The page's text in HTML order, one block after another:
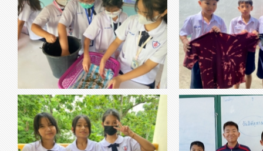
thumbnail-315697.jpg
เรื่อง การเพาะปลูกถั่วงอกในตะกร้า - นร สามารถ
นำความรู้ไปใช้ในชีวิตประจำวันได้ - ฝึกการ
ทำงานเป็นทีม
วิชา การงานอาชีพ thumbnail-696452.jpg
วิชาการงานอาชีพ
มัดย้อม ด้ว
thumbnail-851649.jpg
วิชาการงานอาชีพ thumbnail-777109.jpg
วิชาสังคม เรื่อง วั